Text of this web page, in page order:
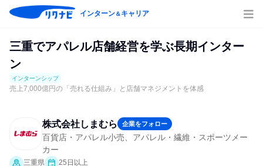
インターン＆キャリア
三重でアパレル店舗経営を学ぶ長期インター
ン
インターンシップ
売上7,000億円の「売れる仕組み」と店舗マネジメントを体感
株式会社しまむら 企業をフォロー
百貨店・アパレル小売、アパレル・繊維・スポーツメー
カー
三重県
25日以上